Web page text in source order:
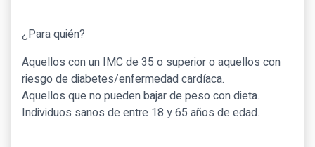
¿Para quién?
Aquellos con un IMC de 35 o superior o aquellos con
riesgo de diabetes/enfermedad cardíaca.
Aquellos que no pueden bajar de peso con dieta.
Individuos sanos de entre 18 y 65 años de edad.